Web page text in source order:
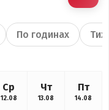
По годинах
Ср
12.08
Чт
13.08
Пт
14.08